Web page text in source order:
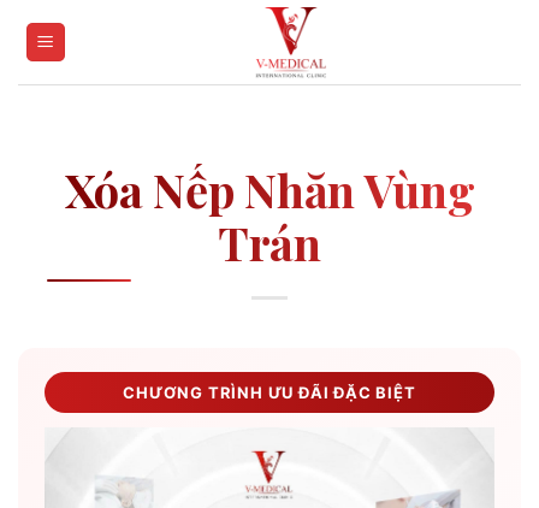
Xóa Nếp Nhăn Vùng
Trán
CHƯƠNG TRÌNH ƯU ĐÃI ĐẶC BIỆT